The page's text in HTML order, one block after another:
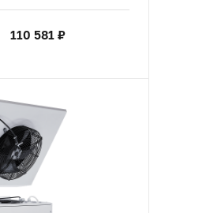
110 581 ₽